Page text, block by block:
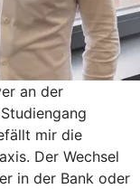
an der
mir die
Der Wechsel
in der Bank oder